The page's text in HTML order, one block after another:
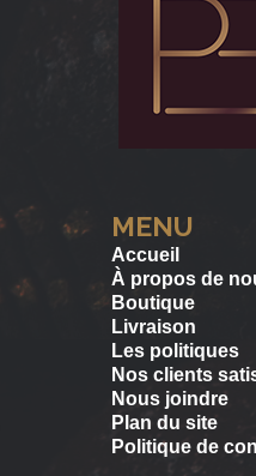
MENU
Accueil
À propos de
Boutique
Livraison
Les politiques
Nos clients
Nous joindre
Plan du site
Politique de